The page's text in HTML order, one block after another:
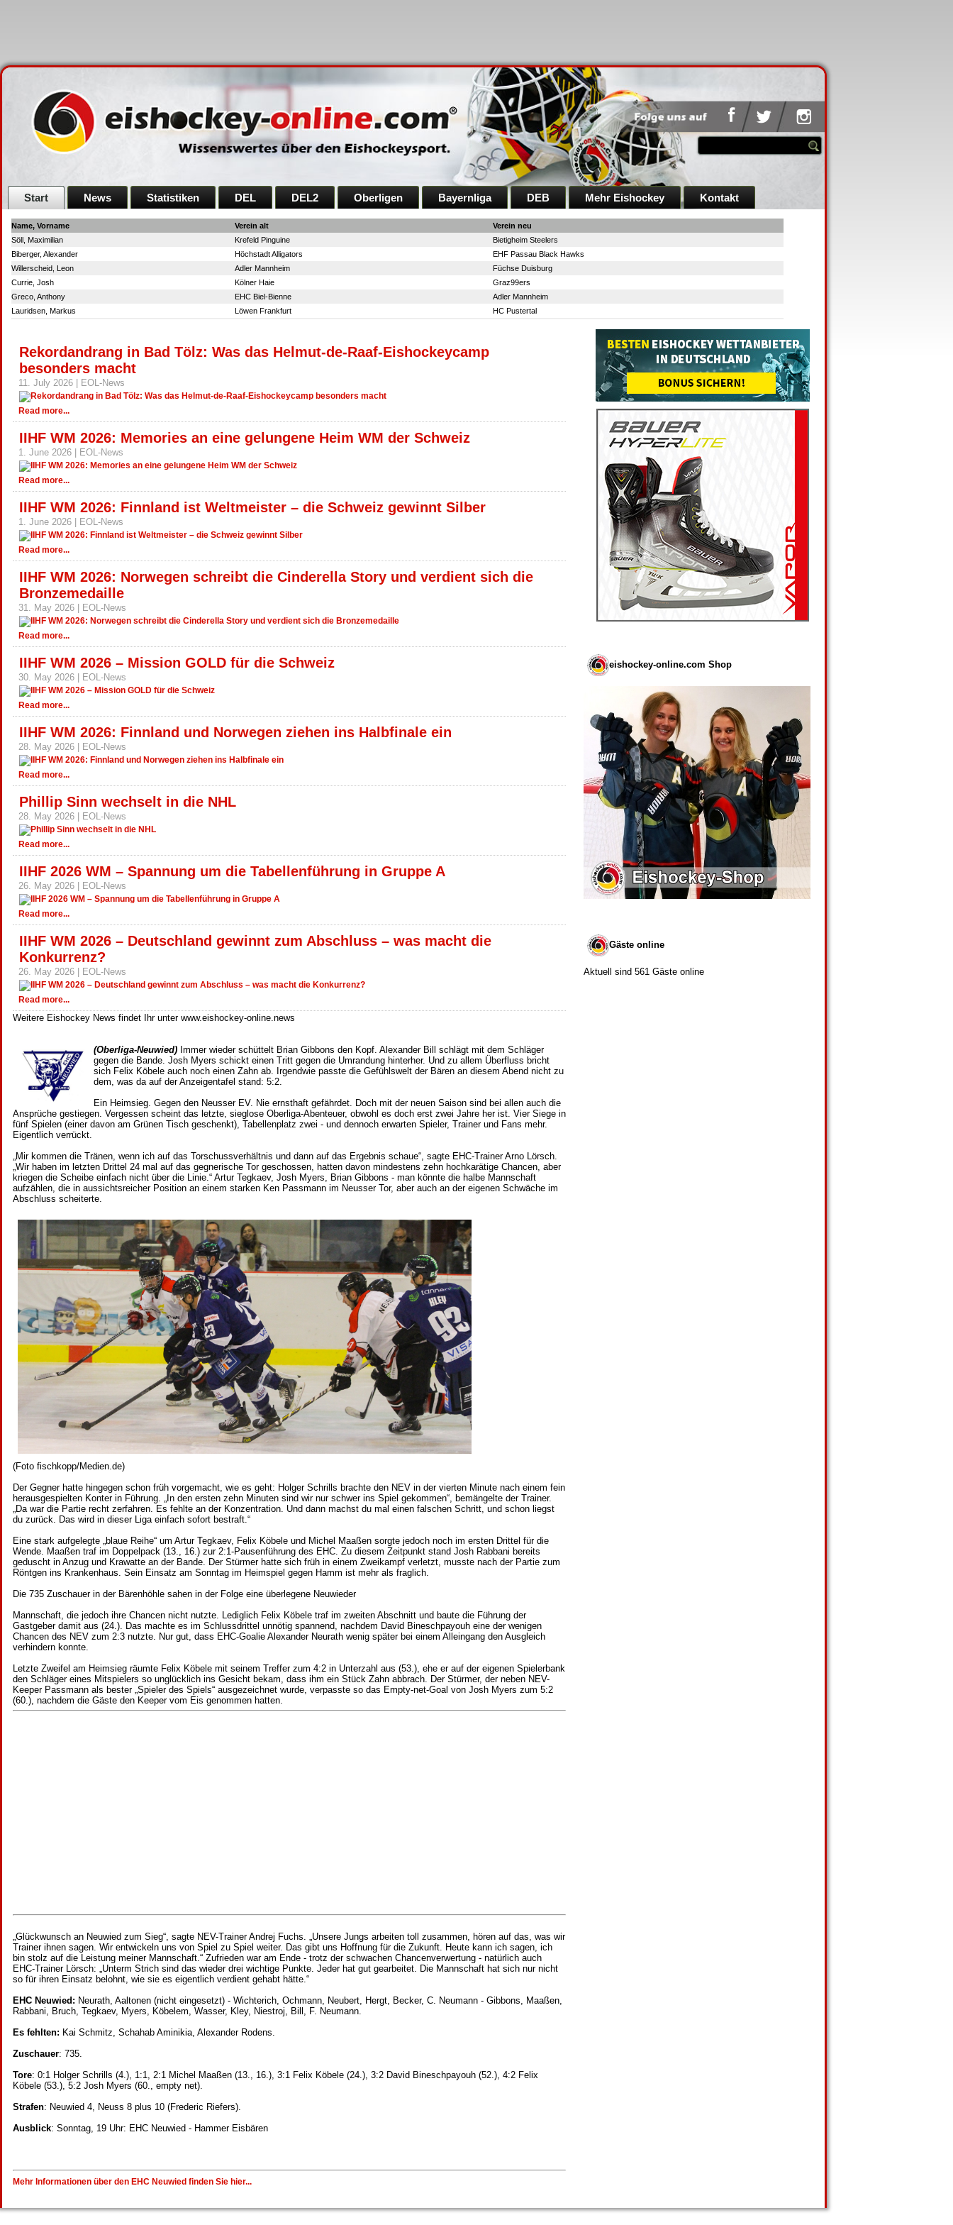
Start News Statistiken DEL DEL2 Oberligen Bayernliga DEB Mehr Eishockey Kontakt
Rekordandrang in Bad Tölz: Was das Helmut-de-Raaf-Eishockeycamp
besonders macht
11. July 2026 | EOL-News
Read more...
IIHF WM 2026: Memories an eine gelungene Heim WM der Schweiz
1. June 2026 | EOL-News
Read more...
IIHF WM 2026: Finnland ist Weltmeister – die Schweiz gewinnt Silber
1. June 2026 | EOL-News
Read more...
IIHF WM 2026: Norwegen schreibt die Cinderella Story und verdient sich die
Bronzemedaille
31. May 2026 | EOL-News
Read more...
IIHF WM 2026 – Mission GOLD für die Schweiz
30. May 2026 | EOL-News
Read more...
IIHF WM 2026: Finnland und Norwegen ziehen ins Halbfinale ein
28. May 2026 | EOL-News
Read more...
Phillip Sinn wechselt in die NHL
28. May 2026 | EOL-News
Read more...
IIHF 2026 WM – Spannung um die Tabellenführung in Gruppe A
26. May 2026 | EOL-News
Read more...
IIHF WM 2026 – Deutschland gewinnt zum Abschluss – was macht die
Konkurrenz?
26. May 2026 | EOL-News
Read more...
Weitere Eishockey News findet Ihr unter www.eishockey-online.news
(Oberliga-Neuwied) Immer wieder schüttelt Brian Gibbons den Kopf. Alexander Bill schlägt mit dem Schläger
gegen die Bande. Josh Myers schickt einen Tritt gegen die Umrandung hinterher. Und zu allem Überfluss bricht
sich Felix Köbele auch noch einen Zahn ab. Irgendwie passte die Gefühlswelt der Bären an diesem Abend nicht zu
dem, was da auf der Anzeigentafel stand: 5:2.
Ein Heimsieg. Gegen den Neusser EV. Nie ernsthaft gefährdet. Doch mit der neuen Saison sind bei allen auch die
Ansprüche gestiegen. Vergessen scheint das letzte, sieglose Oberliga-Abenteuer, obwohl es doch erst zwei Jahre her ist. Vier Siege in
fünf Spielen (einer davon am Grünen Tisch geschenkt), Tabellenplatz zwei - und dennoch erwarten Spieler, Trainer und Fans mehr.
Eigentlich verrückt.
„Mir kommen die Tränen, wenn ich auf das Torschussverhältnis und dann auf das Ergebnis schaue“, sagte EHC-Trainer Arno Lörsch.
„Wir haben im letzten Drittel 24 mal auf das gegnerische Tor geschossen, hatten davon mindestens zehn hochkarätige Chancen, aber
kriegen die Scheibe einfach nicht über die Linie.“ Artur Tegkaev, Josh Myers, Brian Gibbons - man könnte die halbe Mannschaft
aufzählen, die in aussichtsreicher Position an einem starken Ken Passmann im Neusser Tor, aber auch an der eigenen Schwäche im
Abschluss scheiterte.
(Foto fischkopp/Medien.de)
Der Gegner hatte hingegen schon früh vorgemacht, wie es geht: Holger Schrills brachte den NEV in der vierten Minute nach einem fein
herausgespielten Konter in Führung. „In den ersten zehn Minuten sind wir nur schwer ins Spiel gekommen“, bemängelte der Trainer.
„Da war die Partie recht zerfahren. Es fehlte an der Konzentration. Und dann machst du mal einen falschen Schritt, und schon liegst
du zurück. Das wird in dieser Liga einfach sofort bestraft.“
Eine stark aufgelegte „blaue Reihe“ um Artur Tegkaev, Felix Köbele und Michel Maaßen sorgte jedoch noch im ersten Drittel für die
Wende. Maaßen traf im Doppelpack (13., 16.) zur 2:1-Pausenführung des EHC. Zu diesem Zeitpunkt stand Josh Rabbani bereits
geduscht in Anzug und Krawatte an der Bande. Der Stürmer hatte sich früh in einem Zweikampf verletzt, musste nach der Partie zum
Röntgen ins Krankenhaus. Sein Einsatz am Sonntag im Heimspiel gegen Hamm ist mehr als fraglich.
Die 735 Zuschauer in der Bärenhöhle sahen in der Folge eine überlegene Neuwieder
Mannschaft, die jedoch ihre Chancen nicht nutzte. Lediglich Felix Köbele traf im zweiten Abschnitt und baute die Führung der
Gastgeber damit aus (24.). Das machte es im Schlussdrittel unnötig spannend, nachdem David Bineschpayouh eine der wenigen
Chancen des NEV zum 2:3 nutzte. Nur gut, dass EHC-Goalie Alexander Neurath wenig später bei einem Alleingang den Ausgleich
verhindern konnte.
Letzte Zweifel am Heimsieg räumte Felix Köbele mit seinem Treffer zum 4:2 in Unterzahl aus (53.), ehe er auf der eigenen Spielerbank
den Schläger eines Mitspielers so unglücklich ins Gesicht bekam, dass ihm ein Stück Zahn abbrach. Der Stürmer, der neben NEV-
Keeper Passmann als bester „Spieler des Spiels“ ausgezeichnet wurde, verpasste so das Empty-net-Goal von Josh Myers zum 5:2
(60.), nachdem die Gäste den Keeper vom Eis genommen hatten.
„Glückwunsch an Neuwied zum Sieg“, sagte NEV-Trainer Andrej Fuchs. „Unsere Jungs arbeiten toll zusammen, hören auf das, was wir
Trainer ihnen sagen. Wir entwickeln uns von Spiel zu Spiel weiter. Das gibt uns Hoffnung für die Zukunft. Heute kann ich sagen, ich
bin stolz auf die Leistung meiner Mannschaft.“ Zufrieden war am Ende - trotz der schwachen Chancenverwertung - natürlich auch
EHC-Trainer Lörsch: „Unterm Strich sind das wieder drei wichtige Punkte. Jeder hat gut gearbeitet. Die Mannschaft hat sich nur nicht
so für ihren Einsatz belohnt, wie sie es eigentlich verdient gehabt hätte.“
EHC Neuwied: Neurath, Aaltonen (nicht eingesetzt) - Wichterich, Ochmann, Neubert, Hergt, Becker, C. Neumann - Gibbons, Maaßen,
Rabbani, Bruch, Tegkaev, Myers, Köbelem, Wasser, Kley, Niestroj, Bill, F. Neumann.
Es fehlten: Kai Schmitz, Schahab Aminikia, Alexander Rodens.
Zuschauer: 735.
Tore: 0:1 Holger Schrills (4.), 1:1, 2:1 Michel Maaßen (13., 16.), 3:1 Felix Köbele (24.), 3:2 David Bineschpayouh (52.), 4:2 Felix
Köbele (53.), 5:2 Josh Myers (60., empty net).
Strafen: Neuwied 4, Neuss 8 plus 10 (Frederic Riefers).
Ausblick: Sonntag, 19 Uhr: EHC Neuwied - Hammer Eisbären
Mehr Informationen über den EHC Neuwied finden Sie hier...
eishockey-online.com Shop
Gäste online
Aktuell sind 561 Gäste online